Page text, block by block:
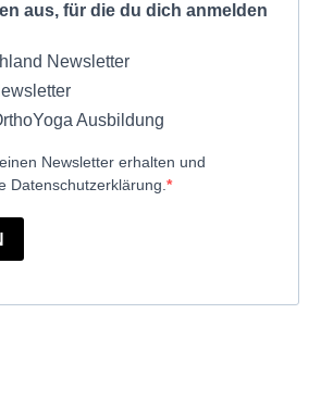
aus, für die du dich anmelden
Newsletter
Ausbildung
Newsletter erhalten und
Datenschutzerklärung.